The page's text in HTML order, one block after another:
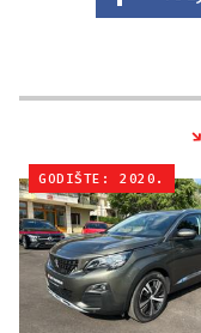
GODIŠTE: 2020.